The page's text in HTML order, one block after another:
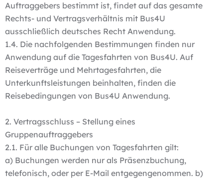
Auftraggebers bestimmt ist, findet auf das gesamte
Rechts- und Vertragsverhältnis mit Bus4U
ausschließlich deutsches Recht Anwendung.
1.4. Die nachfolgenden Bestimmungen finden nur
Anwendung auf die Tagesfahrten von Bus4U. Auf
Reiseverträge und Mehrtagesfahrten, die
Unterkunftsleistungen beinhalten, finden die
Reisebedingungen von Bus4U Anwendung.
2. Vertragsschluss – Stellung eines
Gruppenauftraggebers
2.1. Für alle Buchungen von Tagesfahrten gilt:
a) Buchungen werden nur als Präsenzbuchung,
telefonisch, oder per E-Mail entgegengenommen. b)